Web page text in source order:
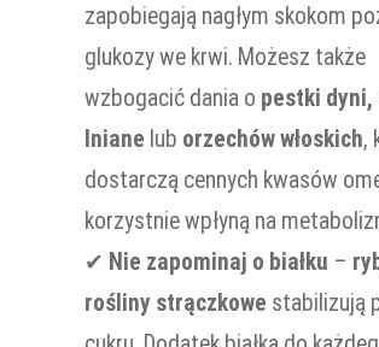
zapobiegają nagłym skokom
glukozy we krwi. Możesz także
wzbogacić dania o pestki dyni,
lniane lub orzechów włoskich,
dostarczą cennych kwasów
korzystnie wpłyną na
✔ Nie zapominaj o białku –
rośliny strączkowe stabilizują